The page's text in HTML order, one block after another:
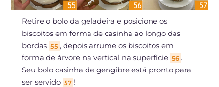
Retire o bolo da geladeira e posicione os
biscoitos em forma de casinha ao longo das
bordas 55 , depois arrume os biscoitos em
forma de árvore na vertical na superfície 56 .
Seu bolo casinha de gengibre está pronto para
ser servido 57 !